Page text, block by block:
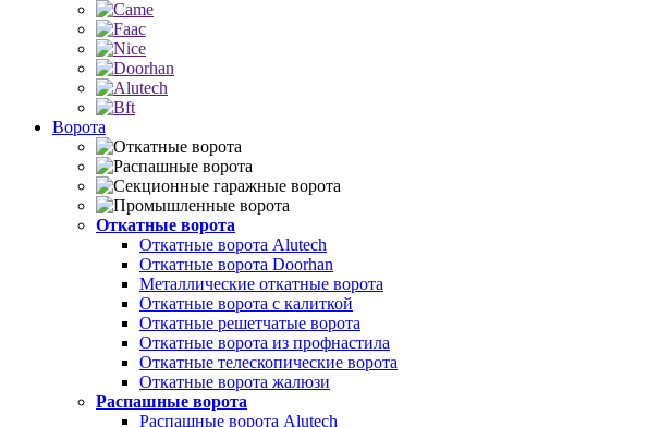
Ворота
Откатные ворота
Откатные ворота Alutech
Откатные ворота Doorhan
Металлические откатные ворота
Откатные ворота с калиткой
Откатные решетчатые ворота
Откатные ворота из профнастила
Откатные телескопические ворота
Откатные ворота жалюзи
Распашные ворота
Распашные ворота Alutech